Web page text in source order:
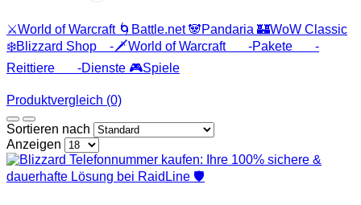
⚔️World of Warcraft 🌀Battle.net🐼Pandaria 🏰WoW Classic
❄️Blizzard Shop
-🗡️World of Warcraft -Pakete
-
Reittiere
-Dienste 🎮Spiele
Produktvergleich (0)
Sortieren nach
Anzeigen